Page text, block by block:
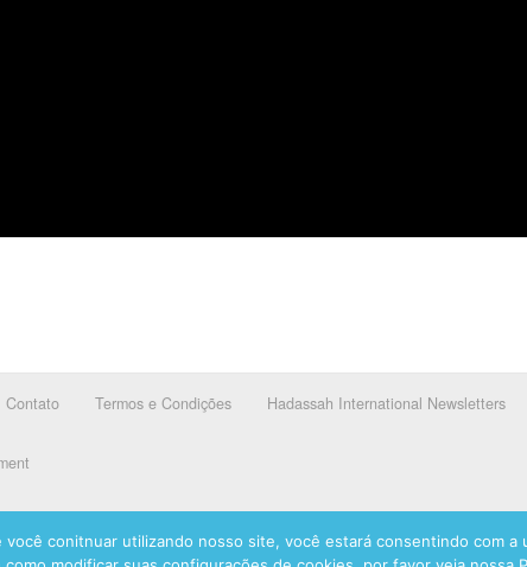
Contato Termos e Condições Hadassah International Newsletters
conitnuar utilizando nosso site, você estará consentindo com